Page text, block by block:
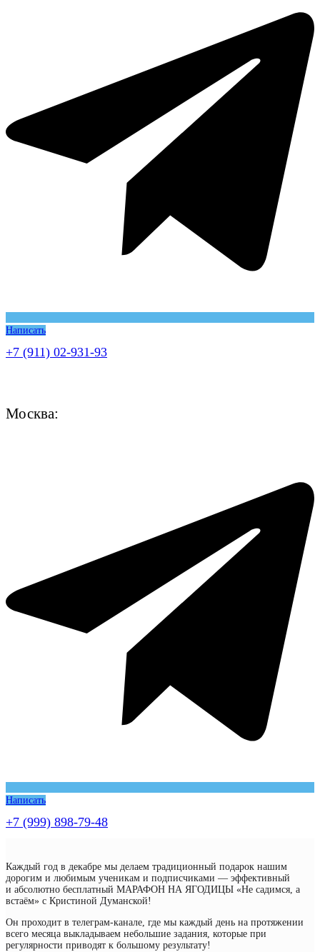
Написать
+7 (911) 02-931-93
Москва:
Написать
+7 (999) 898-79-48
Каждый год в декабре мы делаем традиционный подарок нашим
дорогим и любимым ученикам и подписчиками — эффективный
и абсолютно бесплатный МАРАФОН НА ЯГОДИЦЫ «Не садимся, а
встаём» с Кристиной Думанской!
Он проходит в телеграм-канале, где мы каждый день на протяжении
всего месяца выкладываем небольшие задания, которые при
регулярности приводят к большому результату!